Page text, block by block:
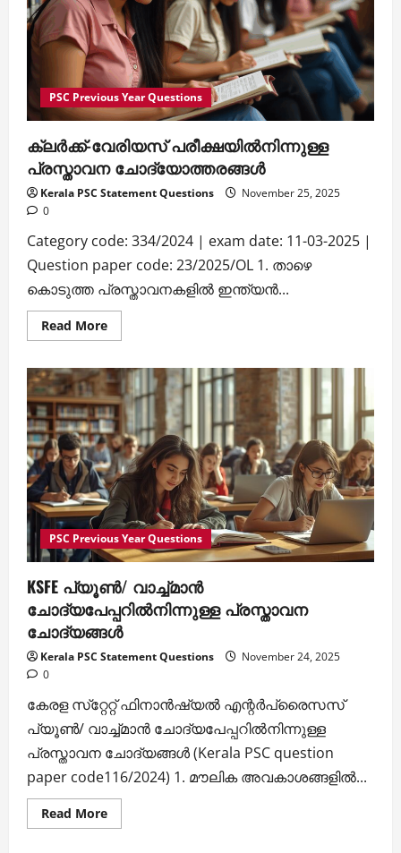
PSC Previous Year Questions
ക്ലര്‍ക്ക്-വേരിയസ് പരീക്ഷയില്‍നിന്നുള്ള
പ്രസ്താവന ചോദ്യോത്തരങ്ങള്‍
Kerala PSC Statement Questions
November 25, 2025
0
Category code: 334/2024 | exam date: 11-03-2025 |
Question paper code: 23/2025/OL 1. താഴെ
കൊടുത്ത പ്രസ്താവനകളില്‍ ഇന്ത്യന്‍...
Read MoreRead
more
വേരിയസ്
പരീക്ഷയില്‍നിന്നുള്ള
പ്രസ്താവന
ചോദ്യോത്തരങ്ങള്‍
PSC Previous Year Questions
KSFE പ്യൂണ്‍/ വാച്ച്മാന്‍
ചോദ്യപേപ്പറില്‍നിന്നുള്ള പ്രസ്താവന
ചോദ്യങ്ങള്‍
Kerala PSC Statement Questions
November 24, 2025
0
കേരള സ്‌റ്റേറ്റ് ഫിനാന്‍ഷ്യല്‍ എന്റര്‍പ്രൈസസ്
പ്യൂണ്‍/ വാച്ച്മാന്‍ ചോദ്യപേപ്പറില്‍നിന്നുള്ള
പ്രസ്താവന ചോദ്യങ്ങള്‍ (Kerala PSC question
paper code116/2024) 1. മൗലിക അവകാശങ്ങളില്‍...
Read MoreRead
more